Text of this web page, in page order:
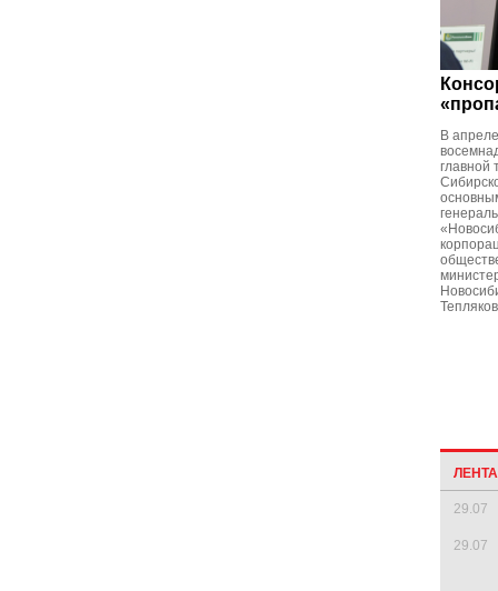
В
главной
29.07
29.07